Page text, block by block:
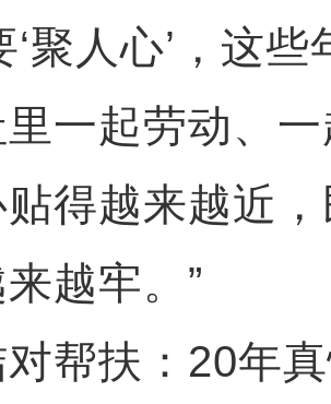
‘聚人心’，这
一起劳动、
得越来越近
越牢。”
扶：20年真